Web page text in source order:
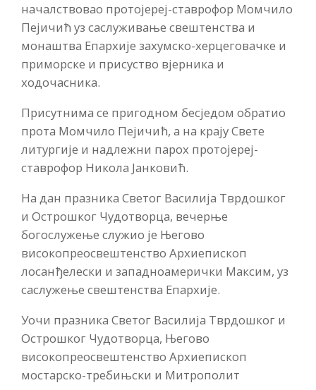
началствовао протојереј-ставрофор Момчило
Пејичић уз саслуживање свештенства и
монаштва Епархије захумско-херцеговачке и
приморске и присуство вјерника и
ходочасника.
Присутнима се пригодном бесједом обратио
прота Момчило Пејичић, а на крају Свете
литургије и надлежни парох протојереј-
ставрофор Никола Јанковић.
На дан празника Светог Василија Тврдошког
и Острошког Чудотворца, вечерње
богослужење служио је Његово
високопреосвештенство Архиепископ
лосанђелески и западноамерички Максим, уз
саслужење свештенства Епархије.
Уочи празника Светог Василија Тврдошког и
Острошког Чудотворца, Његово
високопреосвештенство Архиепископ
мостарско-требињски и Митрополит